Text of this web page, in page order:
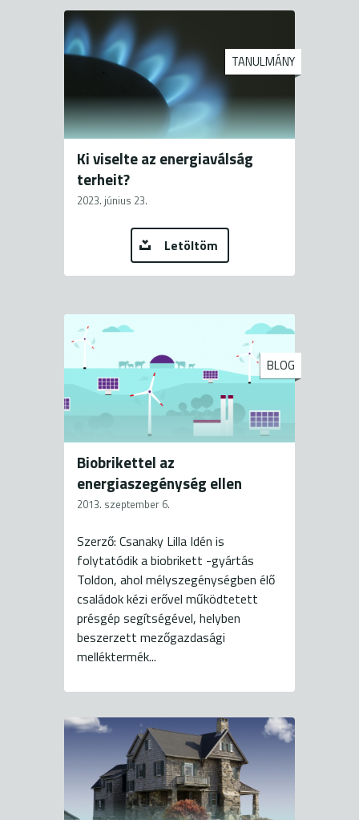
TANULMÁNY
Ki viselte az energiaválság
terheit?
2023. június 23.
Letöltöm
BLOG
Biobrikettel az
energiaszegénység ellen
2013. szeptember 6.
Szerző: Csanaky Lilla Idén is
folytatódik a biobrikett -gyártás
Toldon, ahol mélyszegénységben élő
családok kézi erővel működtetett
présgép segítségével, helyben
beszerzett mezőgazdasági
melléktermék...